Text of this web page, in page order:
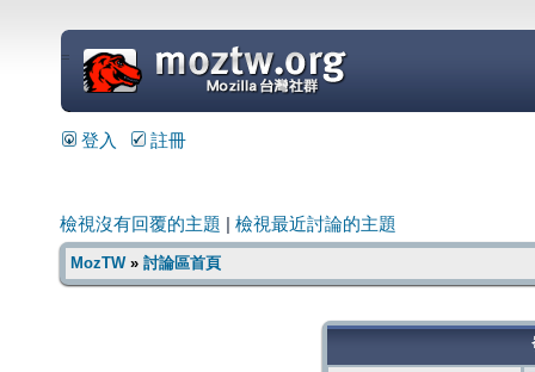
=
登入 註冊
檢視沒有回覆的主題 檢視最近討論的主題
MozTW» 討論區首頁